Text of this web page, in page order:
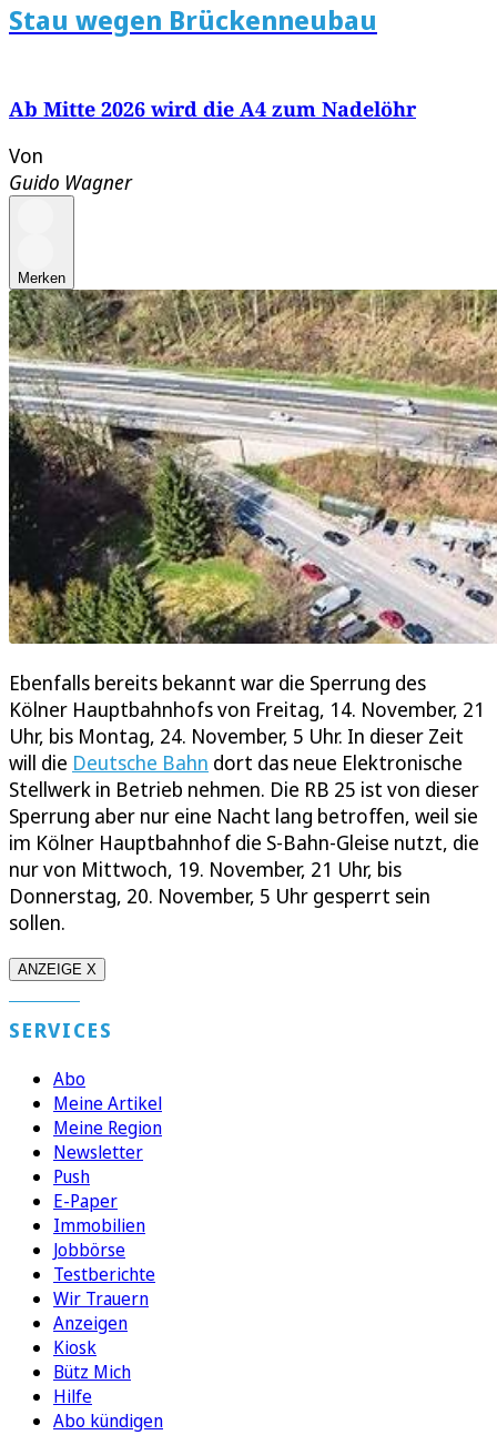
Stau wegen Brückenneubau
Ab Mitte 2026 wird die A4 zum Nadelöhr
Von
Guido Wagner
Merken
Ebenfalls bereits bekannt war die Sperrung des
Kölner Hauptbahnhofs von Freitag, 14. November, 21
Uhr, bis Montag, 24. November, 5 Uhr. In dieser Zeit
will die Deutsche Bahn dort das neue Elektronische
Stellwerk in Betrieb nehmen. Die RB 25 ist von dieser
Sperrung aber nur eine Nacht lang betroffen, weil sie
im Kölner Hauptbahnhof die S-Bahn-Gleise nutzt, die
nur von Mittwoch, 19. November, 21 Uhr, bis
Donnerstag, 20. November, 5 Uhr gesperrt sein
sollen.
ANZEIGE X
SERVICES
Abo
Meine Artikel
Meine Region
Newsletter
Push
E-Paper
Immobilien
Jobbörse
Testberichte
Wir Trauern
Anzeigen
Kiosk
Bütz Mich
Hilfe
Abo kündigen